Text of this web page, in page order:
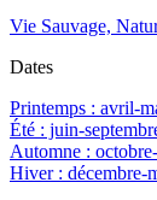
Vie Sauvage,
Dates
Printemps : avril-
Été : juin-
Automne :
Hiver : décembre-